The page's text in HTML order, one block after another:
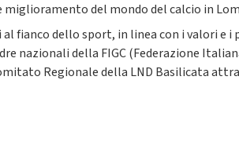
del mondo del calcio in
fianco dello sport, in linea con i valori e
della FIGC (Federazione
Regionale della LND Basilicata